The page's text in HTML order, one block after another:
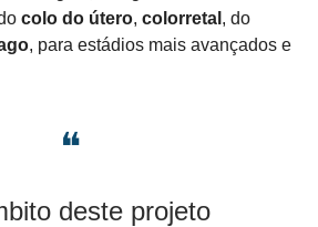
colo do útero, colorretal
, para estádios mais avançados e
❝
deste projeto